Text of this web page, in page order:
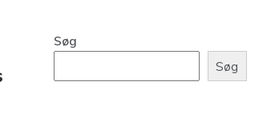
Søg
Søg